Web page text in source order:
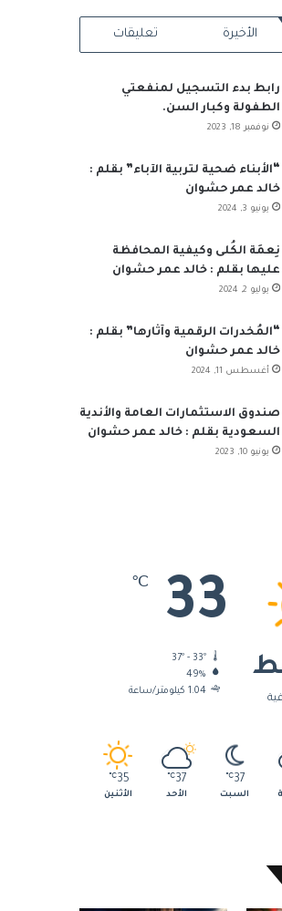
RSS
الأخيرة تعليقات
رابط بدء التسجيل لمنفعتي
الطفولة وكبار السن.
نوفمبر 18, 2023
“الأبناء ضحية لتربية الآباء” بقلم :
خالد عمر حشوان
يونيو 3, 2024
نِعمَة الكُلى وكيفية المحافظة
عليها بقلم : خالد عمر حشوان
يوليو 2, 2024
“المُخدرات الرقمية وآثارها” بقلم :
خالد عمر حشوان
أغسطس 11, 2024
صندوق الاستثمارات العامة والأندية
السعودية بقلم : خالد عمر حشوان
يونيو 10, 2023
33
℃
37º - 33º
49%
1.04 كيلومتر/ساعة
37
℃
السبت
37
℃
الأحد
35
℃
الأثنين